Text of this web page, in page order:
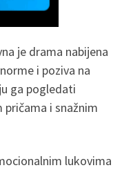
je drama nabijena
i poziva na
ga pogledati
i snažnim
lukovima